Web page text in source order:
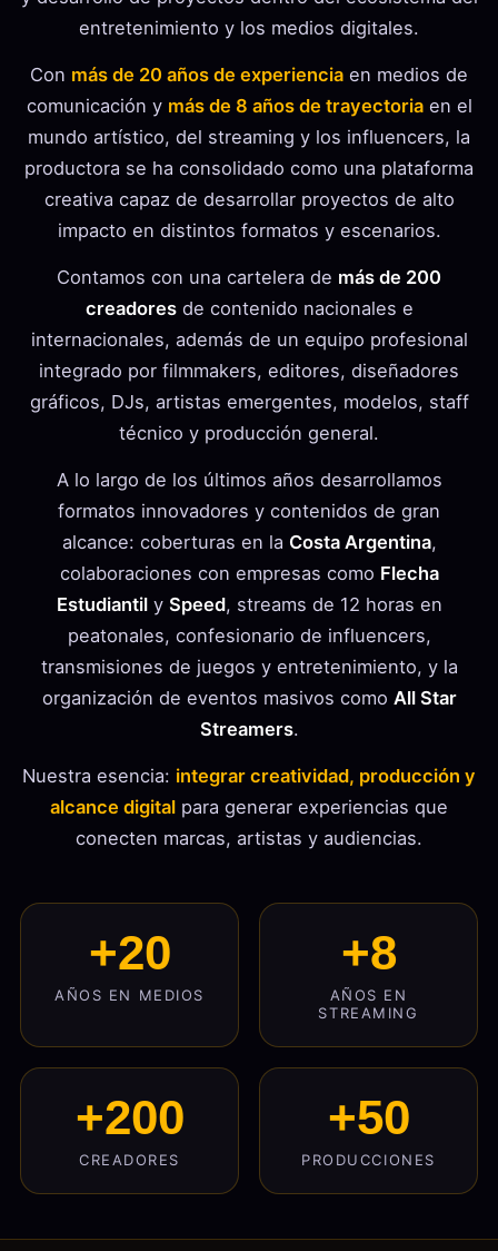
entretenimiento y los medios digitales.
Con más de 20 años de experiencia en medios de
comunicación y más de 8 años de trayectoriaen el
mundo artístico, del streaming y los influencers, la
productora se ha consolidado como una plataforma
creativa capaz de desarrollar proyectos de alto
impacto en distintos formatos y escenarios.
Contamos con una cartelera de más de 200
creadoresde contenido nacionales e
internacionales, además de un equipo profesional
integrado por filmmakers, editores, diseñadores
gráficos, DJs, artistas emergentes, modelos, staff
técnico y producción general.
A lo largo de los últimos años desarrollamos
formatos innovadores y contenidos de gran
alcance: coberturas en la Costa Argentina,
colaboraciones con empresas como Flecha
Estudiantily Speed, streams de 12 horas en
peatonales, confesionario de influencers,
transmisiones de juegos y entretenimiento, y la
organización de eventos masivos como All Star
Streamers.
Nuestra esencia: integrar creatividad, producción y
alcance digital para generar experiencias que
conecten marcas, artistas y audiencias.
+20
AÑOS EN MEDIOS
+8
AÑOS EN
STREAMING
+200
CREADORES
+50
PRODUCCIONES